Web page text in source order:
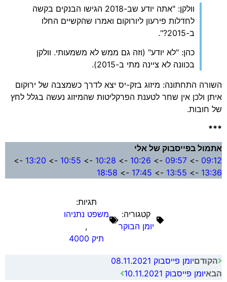
וולקן: "אתה יודע שב-2018 הגישו הבנקים בקשה
לחדלות פירעון ליורוקום ואמרו שהקשיים החלו
ב-2015?".
כהן: "לא יודע" (וזה גם ממש לא משמעותי. וולקן
בכוונה לא ציינה מתי ב-2015).
השורה התחתונה: מיזוג בזק-יס יצא לדרך כשמצבה של ירוקום
איתן ולכן אין שחר לטענת הפרקליטות שהמיזוג נעשה בגלל לחץ
של חובות.
***
אתמול בפייסבוק של אלי
09:12
->
09:57
->
10:26
->
10:28
->
10:55
->
13:20
->
13:36
->
13:55
->
17:45
->
18:58
קטגוריה:
יומן הבוקר
תגיות:
משפט נתניהו
,
תיק 4000
הקודםיומן פייסבוק 08.11.2021
הבאיומן פייסבוק 10.11.2021